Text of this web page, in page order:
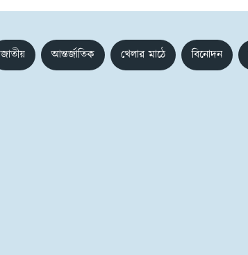
জাতীয় আন্তর্জাতিক খেলার মাঠে বিনোদন